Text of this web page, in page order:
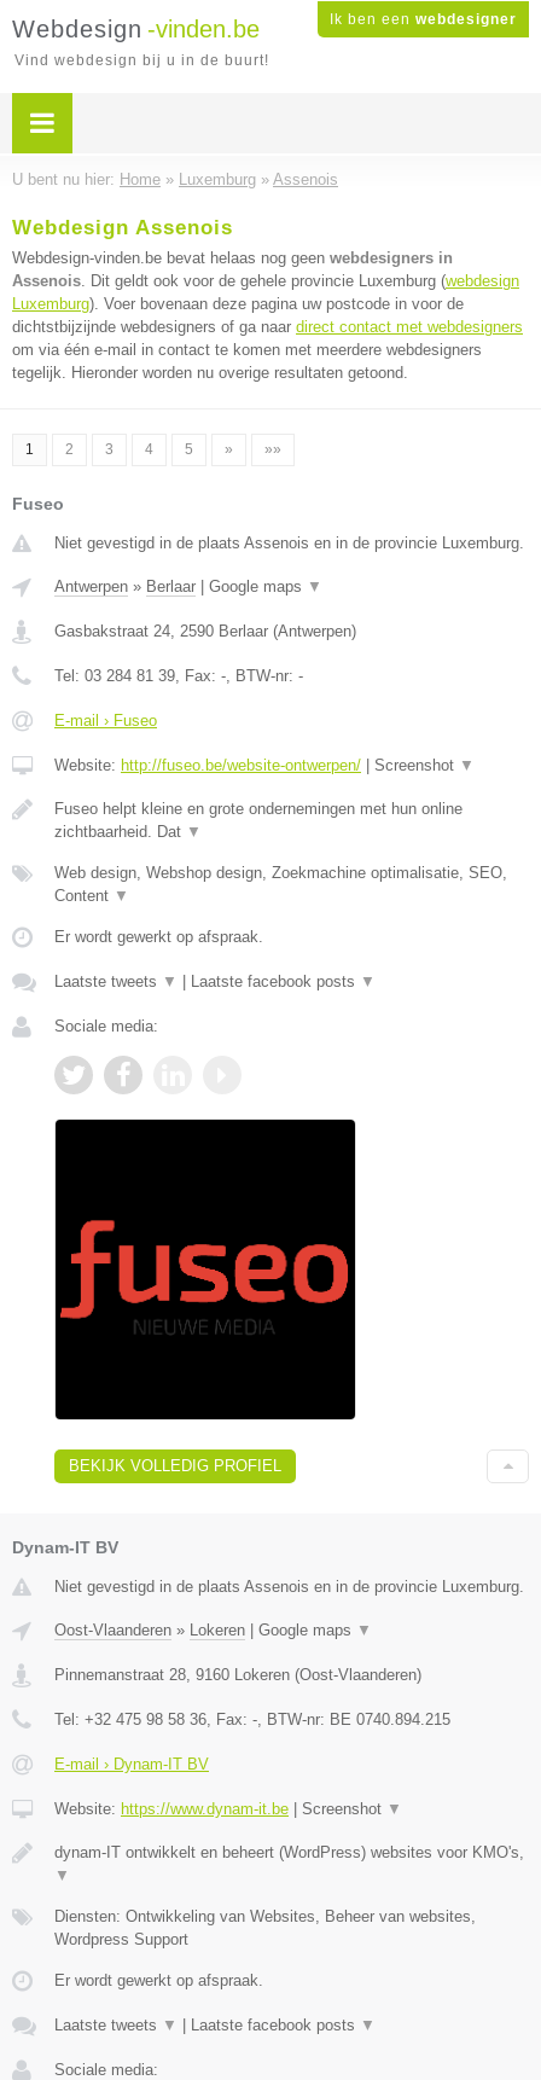
Ik ben een webdesigner
Webdesign -vinden.be
Vind webdesign bij u in de buurt!
U bent nu hier: Home » Luxemburg » Assenois
Webdesign Assenois
Webdesign-vinden.be bevat helaas nog geen webdesigners in
Assenois. Dit geldt ook voor de gehele provincie Luxemburg (webdesign
Luxemburg). Voer bovenaan deze pagina uw postcode in voor de
dichtstbijzijnde webdesigners of ga naar direct contact met webdesigners
om via één e-mail in contact te komen met meerdere webdesigners
tegelijk. Hieronder worden nu overige resultaten getoond.
1 2 3 4 5 » »»
Fuseo
Niet gevestigd in de plaats Assenois en in de provincie Luxemburg.
Antwerpen » Berlaar Google maps ▼
Gasbakstraat 24, 2590 Berlaar (Antwerpen)
Tel: 03 284 81 39, Fax: -, BTW-nr: -
E-mail › Fuseo
Website: http://fuseo.be/website-ontwerpen/ Screenshot ▼
Fuseo helpt kleine en grote ondernemingen met hun online
zichtbaarheid. Dat ▼
Web design, Webshop design, Zoekmachine optimalisatie, SEO,
Content ▼
Er wordt gewerkt op afspraak.
Laatste tweets ▼ Laatste facebook posts ▼
Sociale media:
BEKIJK VOLLEDIG PROFIEL
Dynam-IT BV
Niet gevestigd in de plaats Assenois en in de provincie Luxemburg.
Oost-Vlaanderen » Lokeren Google maps ▼
Pinnemanstraat 28, 9160 Lokeren (Oost-Vlaanderen)
Tel: +32 475 98 58 36, Fax: -, BTW-nr: BE 0740.894.215
E-mail › Dynam-IT BV
Website: https://www.dynam-it.be Screenshot ▼
dynam-IT ontwikkelt en beheert (WordPress) websites voor KMO's,
▼
Diensten: Ontwikkeling van Websites, Beheer van websites,
Wordpress Support
Er wordt gewerkt op afspraak.
Laatste tweets ▼ Laatste facebook posts ▼
Sociale media: